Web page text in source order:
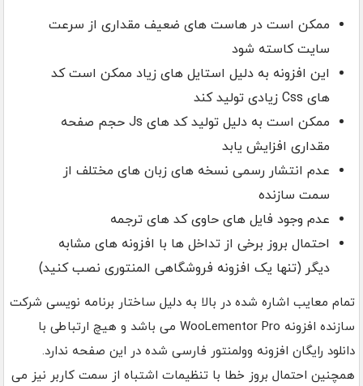
ممکن است در هاست های ضعیف مقداری از سرعت
سایت کاسته شود
این افزونه به دلیل استایل های زیاد ممکن است کد
های Css زیادی تولید کند
ممکن است به دلیل تولید کد های Js حجم صفحه
مقداری افزایش یابد
عدم انتشار رسمی نسخه های زبان های مختلف از
سمت سازنده
عدم وجود فایل های حاوی کد های ترجمه
احتمال بروز برخی از تداخل ها با افزونه های مشابه
دیگر (تنها یک افزونه فروشگاهی المنتوری نصب کنید)
تمام معایب اشاره شده در بالا به دلیل ساختار برنامه نویسی شرکت
سازنده افزونه WooLementor Pro می باشد و هیچ ارتباطی با
دانلود رایگان افزونه وولمنتور فارسی شده در این صفحه ندارد.
همچنین احتمال بروز خطا با تنظیمات اشتباه از سمت کاربر نیز می